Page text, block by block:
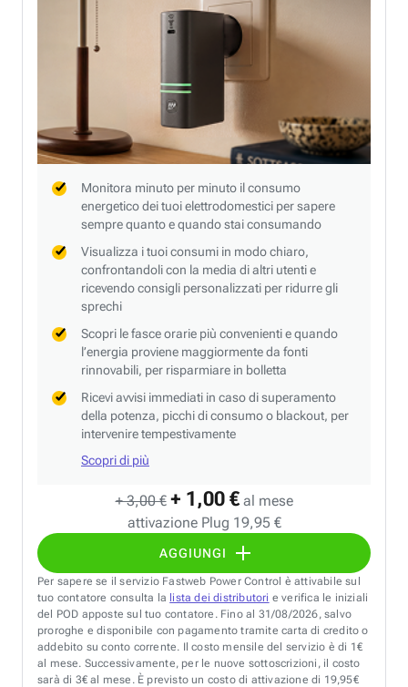
+ 3,00 € + 1,00 € al mese
attivazione Plug 19,95 €
AGGIUNGI
Monitora minuto per minuto il consumo
energetico dei tuoi elettrodomestici per sapere
sempre quanto e quando stai consumando
Visualizza i tuoi consumi in modo chiaro,
confrontandoli con la media di altri utenti e
ricevendo consigli personalizzati per ridurre gli
sprechi
Scopri le fasce orarie più convenienti e quando
l’energia proviene maggiormente da fonti
rinnovabili, per risparmiare in bolletta
Ricevi avvisi immediati in caso di superamento
della potenza, picchi di consumo o blackout, per
intervenire tempestivamente
Scopri di più
Per sapere se il servizio Fastweb Power Control è attivabile sul
tuo contatore consulta la lista dei distributori e verifica le iniziali
del POD apposte sul tuo contatore. Fino al 31/08/2026, salvo
proroghe e disponibile con pagamento tramite carta di credito o
addebito su conto corrente. Il costo mensile del servizio è di 1€
al mese. Successivamente, per le nuove sottoscrizioni, il costo
sarà di 3€ al mese. È previsto un costo di attivazione di 19,95€